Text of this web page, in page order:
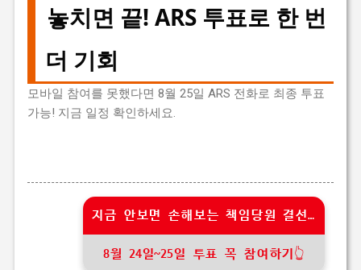
놓치면 끝! ARS 투표로 한 번
더 기회
모바일 참여를 못했다면 8월 25일 ARS 전화로 최종 투표
가능! 지금 일정 확인하세요.
지금 안보면 손해보는 책임당원 결선투표 일정!
8월 24일~25일 투표 꼭 참여하기👆